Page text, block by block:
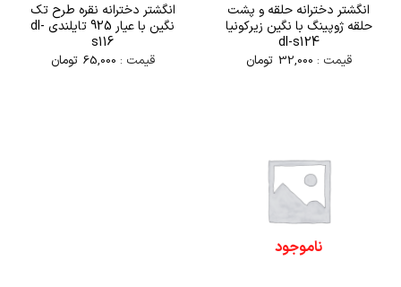
انگشتر دخترانه حلقه و پشت
حلقه ژوپینگ با نگین زیرکونیا
dl-s124
قیمت : 32,000 تومان
انگشتر دخترانه نقره طرح تک
نگین با عیار 925 تایلندی dl-
s116
قیمت : 65,000 تومان
ناموجود